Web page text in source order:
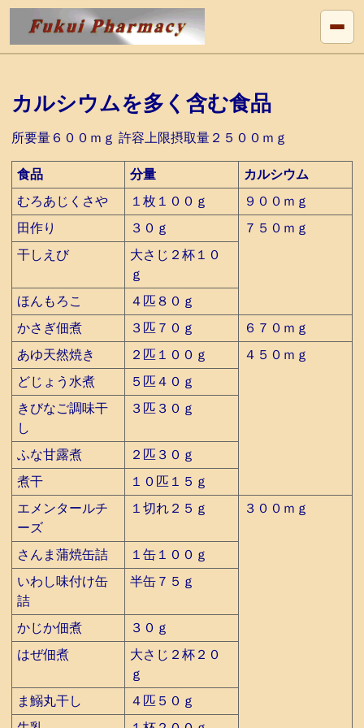
カルシウムを多く含む食品
所要量６００ｍｇ 許容上限摂取量２５００ｍｇ
食品 分量
カルシウム
むろあじくさや
１枚１００ｇ
９００ｍｇ
田作り
３０ｇ
７５０ｍｇ
干しえび
大さじ２杯１０
ｇ
ほんもろこ
４匹８０ｇ
かさぎ佃煮
３匹７０ｇ
６７０ｍｇ
あゆ天然焼き
２匹１００ｇ
４５０ｍｇ
どじょう水煮
５匹４０ｇ
きびなご調味干
し
３匹３０ｇ
ふな甘露煮
２匹３０ｇ
煮干
１０匹１５ｇ
エメンタールチ
ーズ
１切れ２５ｇ ３００ｍｇ
さんま蒲焼缶詰
１缶１００ｇ
いわし味付け缶
詰
半缶７５ｇ
かじか佃煮
３０ｇ
はぜ佃煮
大さじ２杯２０
ｇ
ま鰯丸干し
４匹５０ｇ